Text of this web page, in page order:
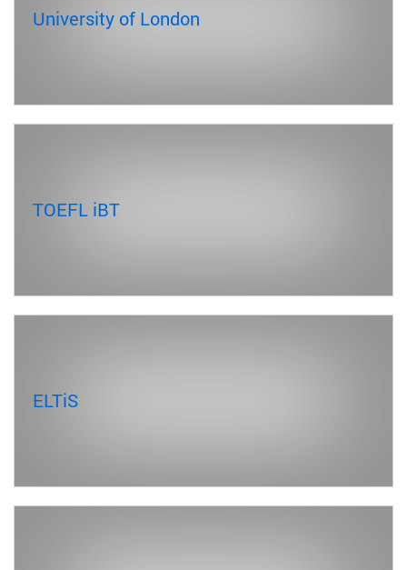
University of London
TOEFL iBT
ELTiS